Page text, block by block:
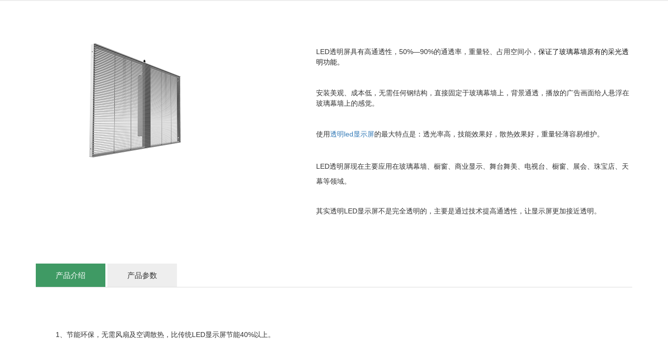
LED透明屏具有高通透性，50%—90%的通透率，重量轻、占用空间小， 保证了玻璃幕墙原有的采光透
明功能。
安装美观、成本低，无需任何钢结构，直接固定于玻璃幕墙上，背景通透，播放的广告画面给人悬浮在
玻璃幕墙上的感觉。
使用透明led显示屏的最大特点是：透光率高，技能效果好，散热效果好，重量轻薄容易维护。
LED透明屏现在主要应用在玻璃幕墙、橱窗、商业显示、舞台舞美、电视台、橱窗、展会、珠宝店 、天
幕等领域。
其实透明LED显示屏不是完全透明的，主要是通过技术提高通透性，让显示屏更加接近透明。
产品介绍 产品参数
1、节能环保，无需风扇及空调散热，比传统LED显示屏节能40%以上。